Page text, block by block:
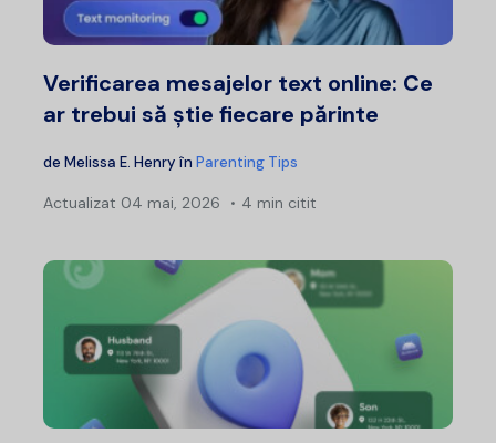
Verificarea mesajelor text online: Ce
ar trebui să știe fiecare părinte
de Melissa E. Henry în Parenting Tips
Actualizat 04 mai, 2026 4 min citit